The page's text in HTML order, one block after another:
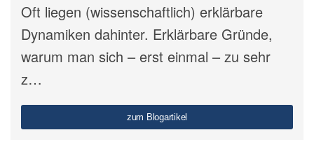
Oft liegen (wissenschaftlich) erklärbare
Dynamiken dahinter. Erklärbare Gründe,
warum man sich – erst einmal – zu sehr
z…
zum Blogartikel